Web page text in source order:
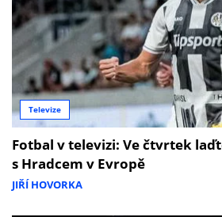
Televize
Fotbal v televizi: Ve čtvrtek
s Hradcem v Evropě
JIŘÍ HOVORKA